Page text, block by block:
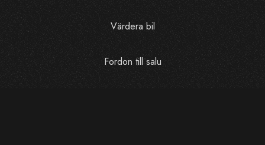
Värdera bil
Fordon till salu